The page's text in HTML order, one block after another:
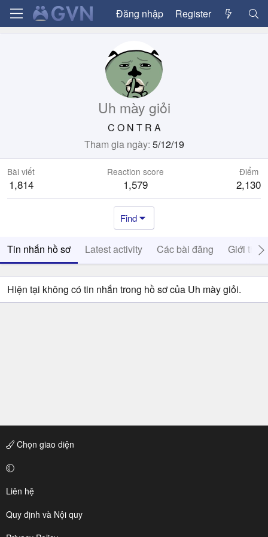
Đăng nhập Register
Uh mày giỏi
C O N T R A
Tham gia ngày 5/12/19
Bài viết
1,814
Reaction score
1,579
Điểm
2,130
Find
Tin nhắn hồ sơ Latest activity Các bài đăng Giới thiệu
Hiện tại không có tin nhắn trong hồ sơ của Uh mày giỏi.
Chọn giao diện
Liên hệ
Quy định và Nội quy